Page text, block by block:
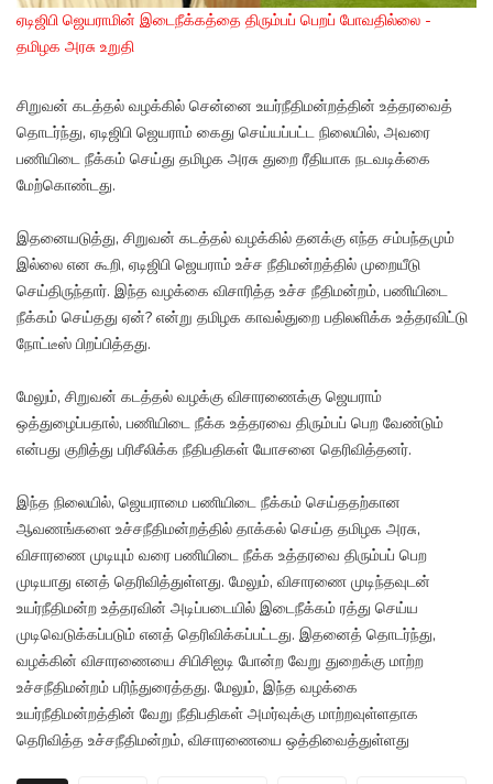
ஏடிஜிபி ஜெயராமின் இடைநீக்கத்தை திரும்பப் பெறப் போவதில்லை -
தமிழக அரசு உறுதி
சிறுவன் கடத்தல் வழக்கில் சென்னை உயர்நீதிமன்றத்தின் உத்தரவைத்
தொடர்ந்து, ஏடிஜிபி ஜெயராம் கைது செய்யப்பட்ட நிலையில், அவரை
பணியிடை நீக்கம் செய்து தமிழக அரசு துறை ரீதியாக நடவடிக்கை
மேற்கொண்டது.
இதனையடுத்து, சிறுவன் கடத்தல் வழக்கில் தனக்கு எந்த சம்பந்தமும்
இல்லை என கூறி, ஏடிஜிபி ஜெயராம் உச்ச நீதிமன்றத்தில் முறையீடு
செய்திருந்தார். இந்த வழக்கை விசாரித்த உச்ச நீதிமன்றம், பணியிடை
நீக்கம் செய்தது ஏன்? என்று தமிழக காவல்துறை பதிலளிக்க உத்தரவிட்டு
நோட்டீஸ் பிறப்பித்தது.
மேலும், சிறுவன் கடத்தல் வழக்கு விசாரணைக்கு ஜெயராம்
ஒத்துழைப்பதால், பணியிடை நீக்க உத்தரவை திரும்பப் பெற வேண்டும்
என்பது குறித்து பரிசீலிக்க நீதிபதிகள் யோசனை தெரிவித்தனர்.
இந்த நிலையில், ஜெயராமை பணியிடை நீக்கம் செய்ததற்கான
ஆவணங்களை உச்சநீதிமன்றத்தில் தாக்கல் செய்த தமிழக அரசு,
விசாரணை முடியும் வரை பணியிடை நீக்க உத்தரவை திரும்பப் பெற
முடியாது எனத் தெரிவித்துள்ளது. மேலும், விசாரணை முடிந்தவுடன்
உயர்நீதிமன்ற உத்தரவின் அடிப்படையில் இடைநீக்கம் ரத்து செய்ய
முடிவெடுக்கப்படும் எனத் தெரிவிக்கப்பட்டது. இதனைத் தொடர்ந்து,
வழக்கின் விசாரணையை சிபிசிஐடி போன்ற வேறு துறைக்கு மாற்ற
உச்சநீதிமன்றம் பரிந்துரைத்தது. மேலும், இந்த வழக்கை
உயர்நீதிமன்றத்தின் வேறு நீதிபதிகள் அமர்வுக்கு மாற்றவுள்ளதாக
தெரிவித்த உச்சநீதிமன்றம், விசாரணையை ஒத்திவைத்துள்ளது